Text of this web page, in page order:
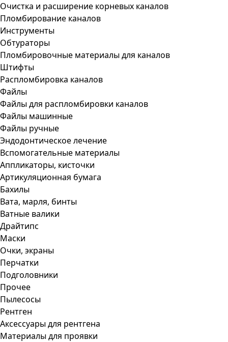
Очистка и расширение корневых каналов
Пломбирование каналов
Инструменты
Обтураторы
Пломбировочные материалы для каналов
Штифты
Распломбировка каналов
Файлы
Файлы для распломбировки каналов
Файлы машинные
Файлы ручные
Эндодонтическое лечение
Вспомогательные материалы
Аппликаторы, кисточки
Артикуляционная бумага
Бахилы
Вата, марля, бинты
Ватные валики
Драйтипс
Маски
Очки, экраны
Перчатки
Подголовники
Прочее
Пылесосы
Рентген
Аксессуары для рентгена
Материалы для проявки